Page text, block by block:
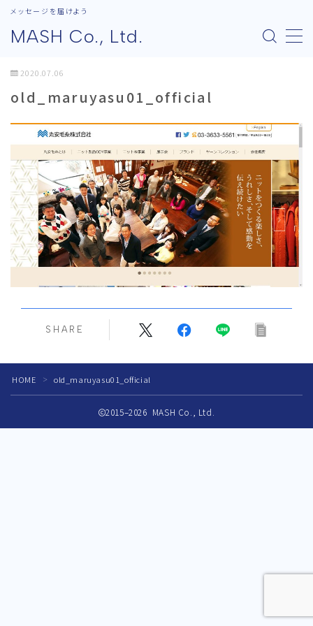
MASH Co., Ltd.
メッセージを届けよう
会社概要
代表あいさつ
パートナーシップ
業務内容
業務内容
ライティング実践講座
実践的キャリア設計講座
講演依頼
商業出版コンサルティング
メディア掲載履歴
2020.07.06
old_maruyasu01_official
SHARE
HOME ＞ old_maruyasu01_official
2015–2026 MASH Co., Ltd.